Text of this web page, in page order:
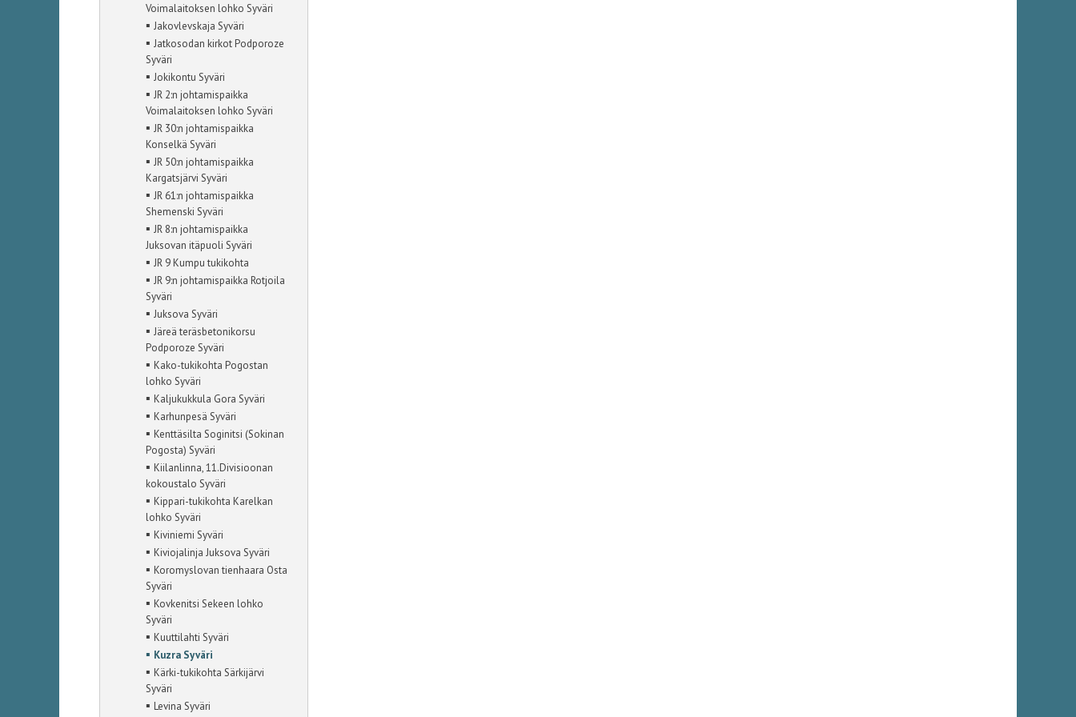
Voimalaitoksen lohko Syväri
▪ Jakovlevskaja Syväri
▪ Jatkosodan kirkot Podporoze
Syväri
▪ Jokikontu Syväri
▪ JR 2:n johtamispaikka
Voimalaitoksen lohko Syväri
▪ JR 30:n johtamispaikka
Konselkä Syväri
▪ JR 50:n johtamispaikka
Kargatsjärvi Syväri
▪ JR 61:n johtamispaikka
Shemenski Syväri
▪ JR 8:n johtamispaikka
Juksovan itäpuoli Syväri
▪ JR 9 Kumpu tukikohta
▪ JR 9:n johtamispaikka Rotjoila
Syväri
▪ Juksova Syväri
▪ Järeä teräsbetonikorsu
Podporoze Syväri
▪ Kako-tukikohta Pogostan
lohko Syväri
▪ Kaljukukkula Gora Syväri
▪ Karhunpesä Syväri
▪ Kenttäsilta Soginitsi (Sokinan
Pogosta) Syväri
▪ Kiilanlinna, 11.Divisioonan
kokoustalo Syväri
▪ Kippari-tukikohta Karelkan
lohko Syväri
▪ Kiviniemi Syväri
▪ Kiviojalinja Juksova Syväri
▪ Koromyslovan tienhaara Osta
Syväri
▪ Kovkenitsi Sekeen lohko
Syväri
▪ Kuuttilahti Syväri
▪ Kuzra Syväri
▪ Kärki-tukikohta Särkijärvi
Syväri
▪ Levina Syväri